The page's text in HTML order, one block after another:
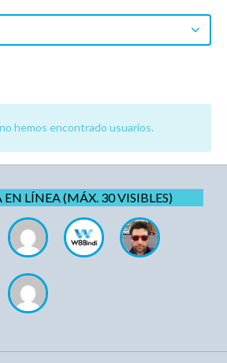
hemos encontrado usuarios.
EN LÍNEA (MÁX. 30 VISIBLES)